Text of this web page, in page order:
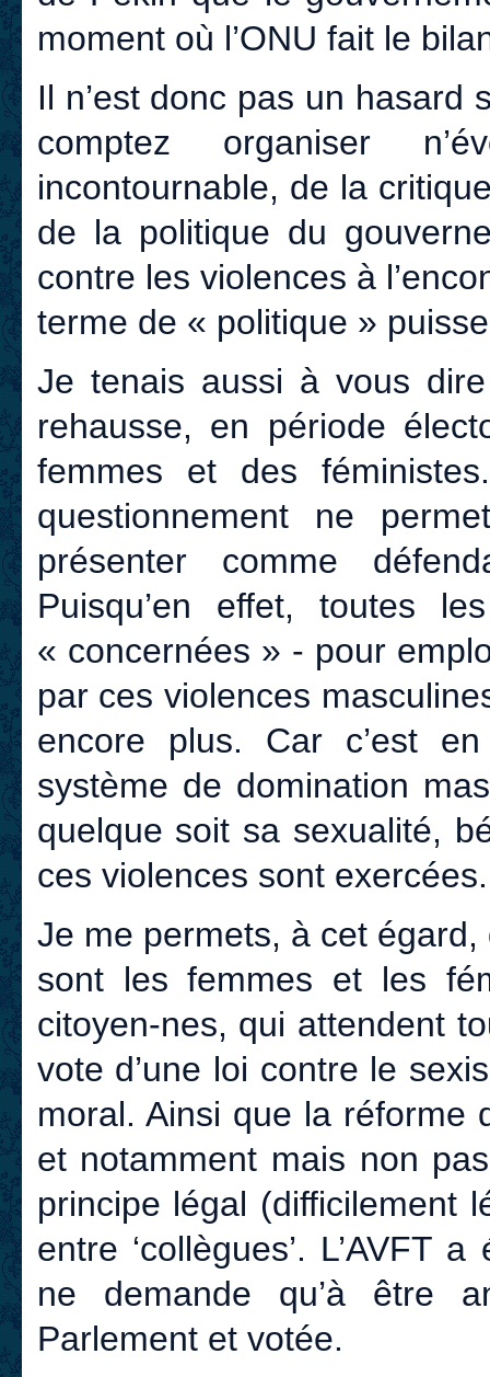
moment où l’ONU fait le
Il n’est donc pas un
comptez organiser
incontournable, de la
de la politique du
contre les violences à
terme de « politique »
Je tenais aussi à vous
rehausse, en période
femmes et des
questionnement ne
présenter comme
Puisqu’en effet, toutes
« concernées » - pour
par ces violences
encore plus. Car c’est
système de domination
quelque soit sa sexualité,
ces violences sont exercées.
Je me permets, à cet
sont les femmes et les
citoyen-nes, qui attendent
vote d’une loi contre le
moral. Ainsi que la réforme
et notamment mais non
principe légal (difficilement
entre ‘collègues’. L’AVFT
ne demande qu’à être
Parlement et votée.